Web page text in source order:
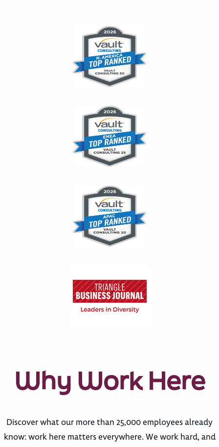
Why Work Here
Discover what our more than 25,000 employees already
know: work here matters everywhere. We work hard, and